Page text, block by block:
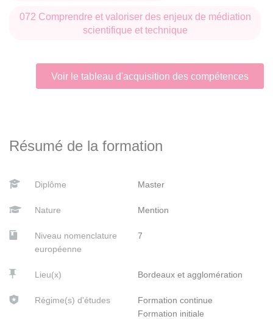
072 Comprendre et valoriser des enjeux de médiation
scientifique et technique
Voir le tableau d'acquisition des compétences
Résumé de la formation
Diplôme Master
Nature Mention
Niveau nomenclature
européenne
7
Lieu(x) Bordeaux et agglomération
Régime(s) d'études
Formation continue
Formation initiale